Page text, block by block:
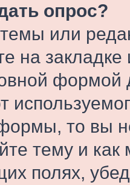
опрос?
или
на
формой
то вы
тему и
полях,